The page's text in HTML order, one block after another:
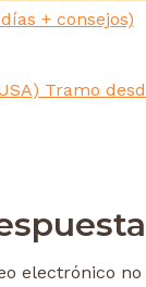
+ consejos)
Tramo
electrónico